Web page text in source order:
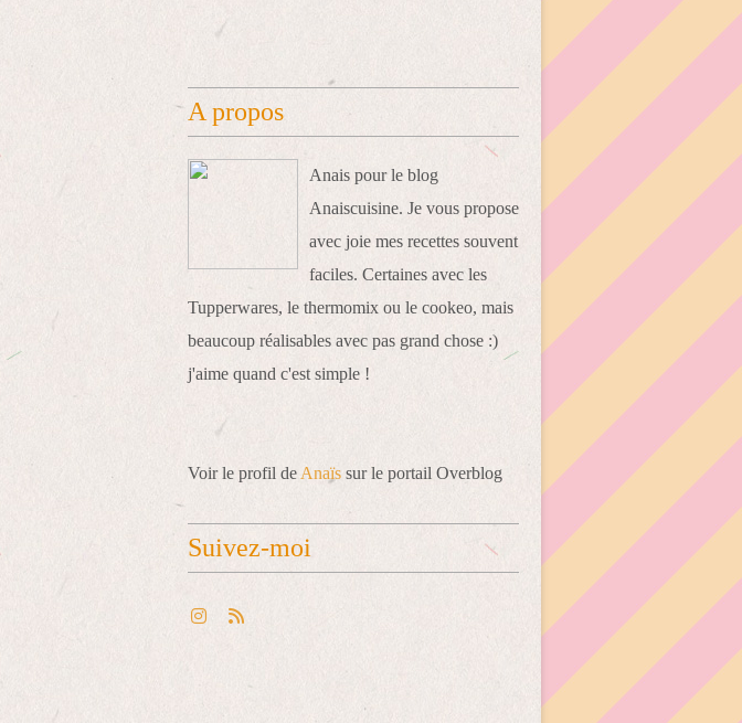
A propos
Anais pour le blog
Anaiscuisine. Je vous propose
avec joie mes recettes souvent
faciles. Certaines avec les
Tupperwares, le thermomix ou le cookeo, mais
beaucoup réalisables avec pas grand chose :)
j'aime quand c'est simple !
Voir le profil de Anaïs sur le portail Overblog
Suivez-moi